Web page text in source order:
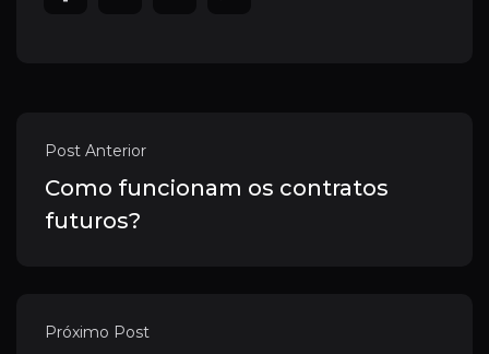
Post Anterior
Como funcionam os contratos
futuros?
Próximo Post